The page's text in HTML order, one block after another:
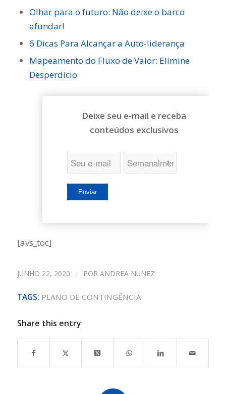
Olhar para o futuro: Não deixe o barco
afundar!
6 Dicas Para Alcançar a Auto-liderança
Mapeamento do Fluxo de Valor: Elimine
Desperdício
Deixe seu e-mail e receba
conteúdos exclusivos
[avs_toc]
JUNHO 22, 2020 / POR ANDREA NUNEZ
TAGS: PLANO DE CONTINGÊNCIA
Share this entry